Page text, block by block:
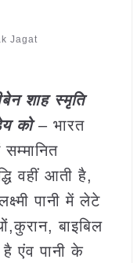
Jagat
शाह स्मृति
को– भारत
वहीं आती है,
पानी में लेटे
बाइबिल
है एंव पानी के